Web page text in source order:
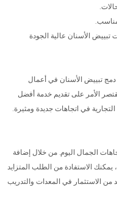
الأسنان عالية الجودة
دمج تبييض الأسنان في أعمال
الأمر على تقديم خدمة أفضل
في اتجاهات جديدة ومثيرة.
الجمال اليوم. من خلال إضافة
يمكنك الاستفادة من الطلب المتزايد
من الاستثمار في المعدات والتدريب